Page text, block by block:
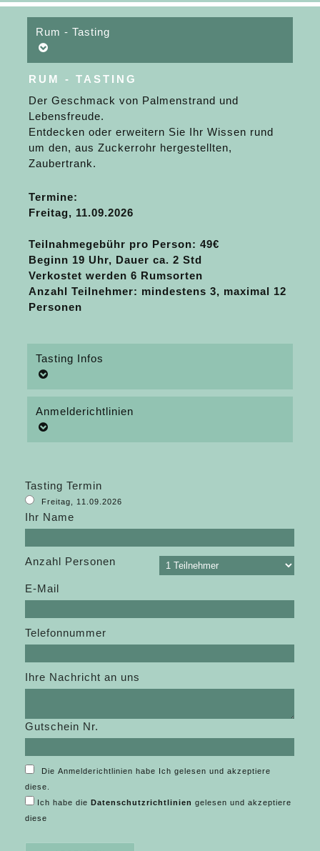
Rum - Tasting
RUM - TASTING
Der Geschmack von Palmenstrand und
Lebensfreude.
Entdecken oder erweitern Sie Ihr Wissen rund
um den, aus Zuckerrohr hergestellten,
Zaubertrank.
Termine:
Freitag, 11.09.2026
Teilnahmegebühr pro Person: 49€
Beginn 19 Uhr, Dauer ca. 2 Std
Verkostet werden 6 Rumsorten
Anzahl Teilnehmer: mindestens 3, maximal 12
Personen
Tasting Infos
Anmelderichtlinien
Tasting Termin
Freitag, 11.09.2026
Ihr Name
Anzahl Personen
E-Mail
Telefonnummer
Ihre Nachricht an uns
Gutschein Nr.
Die Anmelderichtlinien habe Ich gelesen und akzeptiere
diese.
Ich habe dieDatenschutzrichtlinien gelesen und akzeptiere
diese